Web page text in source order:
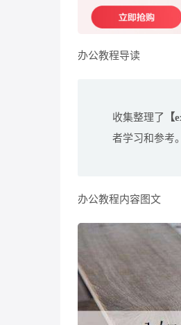
办公教程导读
收集整理了
者学习和参考
办公教程内容图文